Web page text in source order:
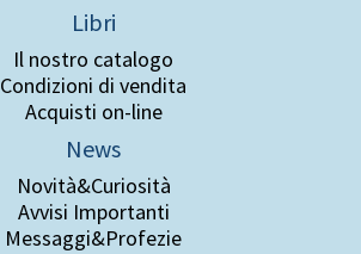
Libri
Il nostro catalogo
Condizioni di vendita
Acquisti on-line
News
Novità&Curiosità
Avvisi Importanti
Messaggi&Profezie